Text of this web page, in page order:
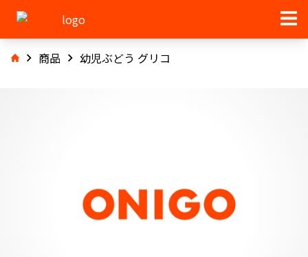
商品 幼児ぶどう グリコ